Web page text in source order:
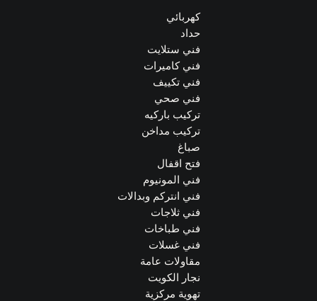
كهربائي
حداد
فني ستلايت
فني كاميرات
فني تكييف
فني صحي
تركيب باركيه
تركيب مداخن
صباغ
فتح اقفال
فني المونيوم
فني انتركم وبدالات
فني ثلاجات
فني طباخات
فني غسلات
مقاولات عامة
نجار الكويت
تهوية مركزية